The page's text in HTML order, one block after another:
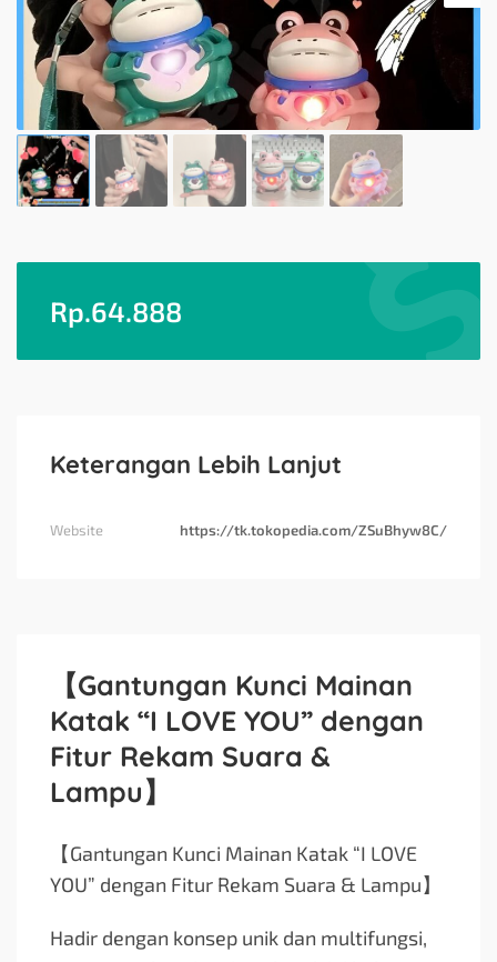
Rp.64.888
Keterangan Lebih Lanjut
Website https://tk.tokopedia.com/ZSuBhyw8C/
【Gantungan Kunci Mainan
Katak “I LOVE YOU” dengan
Fitur Rekam Suara &
Lampu】
【Gantungan Kunci Mainan Katak “I LOVE
YOU” dengan Fitur Rekam Suara & Lampu】
Hadir dengan konsep unik dan multifungsi,